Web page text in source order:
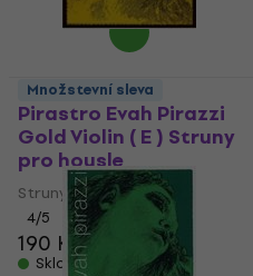
Pirastro Evah Pirazzi
Gold Violin ( E ) Struny
pro housle
Struny pro housle
4/5
190 Kč
Skladem
Množstevní sleva